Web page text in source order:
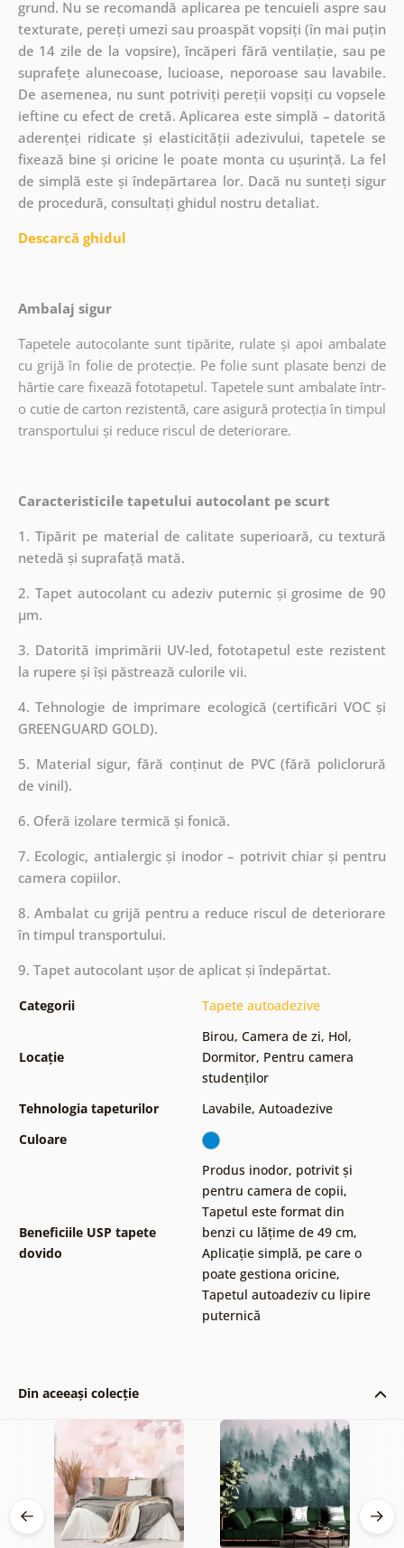
grund. Nu se recomandă aplicarea pe tencuieli aspre sau
texturate, pereți umezi sau proaspăt vopsiți (în mai puțin
de 14 zile de la vopsire), încăperi fără ventilație, sau pe
suprafețe alunecoase, lucioase, neporoase sau lavabile.
De asemenea, nu sunt potriviți pereții vopsiți cu vopsele
ieftine cu efect de cretă. Aplicarea este simplă – datorită
aderenței ridicate și elasticității adezivului, tapetele se
fixează bine și oricine le poate monta cu ușurință. La fel
de simplă este și îndepărtarea lor. Dacă nu sunteți sigur
de procedură, consultați ghidul nostru detaliat.
Descarcă ghidul
Ambalaj sigur
Tapetele autocolante sunt tipărite, rulate și apoi ambalate
cu grijă în folie de protecție. Pe folie sunt plasate benzi de
hârtie care fixează fototapetul. Tapetele sunt ambalate într-
o cutie de carton rezistentă, care asigură protecția în timpul
transportului și reduce riscul de deteriorare.
Caracteristicile tapetului autocolant pe scurt
1. Tipărit pe material de calitate superioară, cu textură
netedă și suprafață mată.
2. Tapet autocolant cu adeziv puternic și grosime de 90
µm.
3. Datorită imprimării UV-led, fototapetul este rezistent
la rupere și își păstrează culorile vii.
4. Tehnologie de imprimare ecologică (certificări VOC și
GREENGUARD GOLD).
5. Material sigur, fără conținut de PVC (fără policlorură
de vinil).
6. Oferă izolare termică și fonică.
7. Ecologic, antialergic și inodor – potrivit chiar și pentru
camera copiilor.
8. Ambalat cu grijă pentru a reduce riscul de deteriorare
în timpul transportului.
9. Tapet autocolant ușor de aplicat și îndepărtat.
Categorii Tapete autoadezive
Locație
Birou, Camera de zi, Hol,
Dormitor, Pentru camera
studenților
Tehnologia tapeturilor
Lavabile, Autoadezive
Culoare
Beneficiile USP tapete
dovido
Produs inodor, potrivit și
pentru camera de copii,
Tapetul este format din
benzi cu lățime de 49 cm,
Aplicație simplă, pe care o
poate gestiona oricine,
Tapetul autoadeziv cu lipire
puternică
Din aceeași colecție